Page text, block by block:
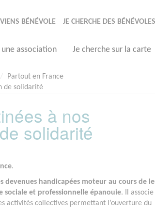
BÉNÉVOLE JE CHERCHE DES BÉNÉVOLES
association Je cherche sur la carte
Partout en France
de solidarité
à nos
solidarité
.
devenues handicapées moteur au cours de
sociale et professionnelle épanouie. Il associe
activités collectives permettant l’ouverture du